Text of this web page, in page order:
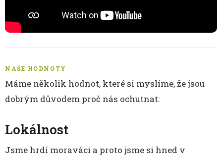
NAŠE HODNOTY
Máme několik hodnot, které si myslíme, že jsou
dobrým důvodem proč nás ochutnat:
Lokálnost
Jsme hrdí moraváci a proto jsme si hned v